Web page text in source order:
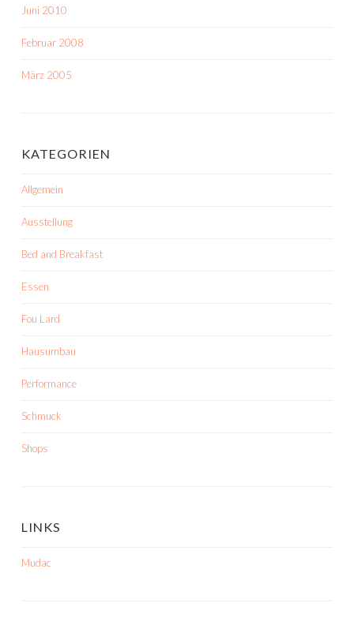
Juni 2010
Februar 2008
März 2005
KATEGORIEN
Allgemein
Ausstellung
Bed and Breakfast
Essen
Fou Lard
Hausumbau
Performance
Schmuck
Shops
LINKS
Mudac